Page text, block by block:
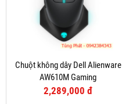
Chuột không dây Dell Alienware
AW610M Gaming
2,289,000 đ